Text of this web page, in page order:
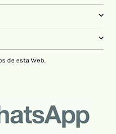
de esta Web.